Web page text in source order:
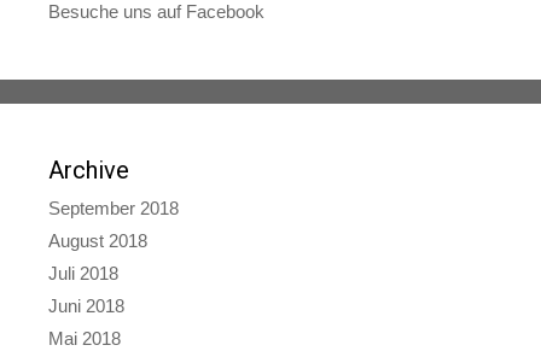
Besuche uns auf Facebook
Archive
September 2018
August 2018
Juli 2018
Juni 2018
Mai 2018